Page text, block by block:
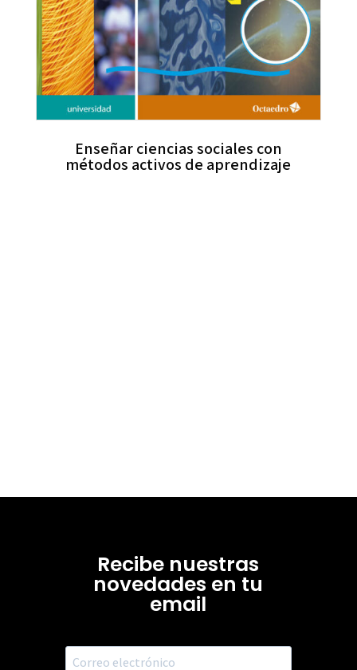
Enseñar ciencias sociales con
métodos activos de aprendizaje
Recibe nuestras
novedades en tu
email